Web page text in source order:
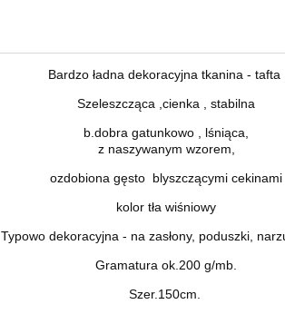
Bardzo ładna dekoracyjna tkanina - tafta .
Szeleszcząca ,cienka , stabilna
b.dobra gatunkowo , lśniąca,
z naszywanym wzorem,
ozdobiona gęsto blyszczącymi cekinami
kolor tła wiśniowy
Typowo dekoracyjna - na zasłony, poduszki,
Gramatura ok.200 g/mb.
Szer.150cm.